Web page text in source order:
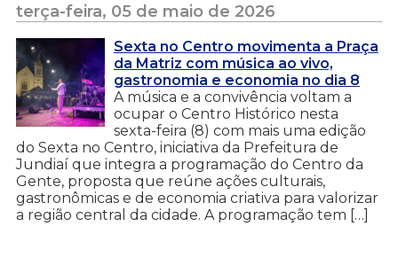
terça-feira, 05 de maio de 2026
Sexta no Centro movimenta a Praça
da Matriz com música ao vivo,
gastronomia e economia no dia 8
A música e a convivência voltam a
ocupar o Centro Histórico nesta
sexta-feira (8) com mais uma edição
do Sexta no Centro, iniciativa da Prefeitura de
Jundiaí que integra a programação do Centro da
Gente, proposta que reúne ações culturais,
gastronômicas e de economia criativa para valorizar
a região central da cidade. A programação tem […]